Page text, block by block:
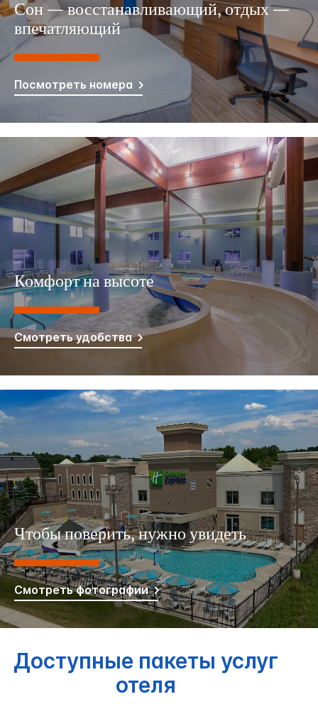
Сон — восстанавливающий, отдых —
впечатляющий
Посмотреть номера
Комфорт на высоте
Смотреть удобства
Чтобы поверить, нужно увидеть
Смотреть фотографии
Доступные пакеты услуг
отеля